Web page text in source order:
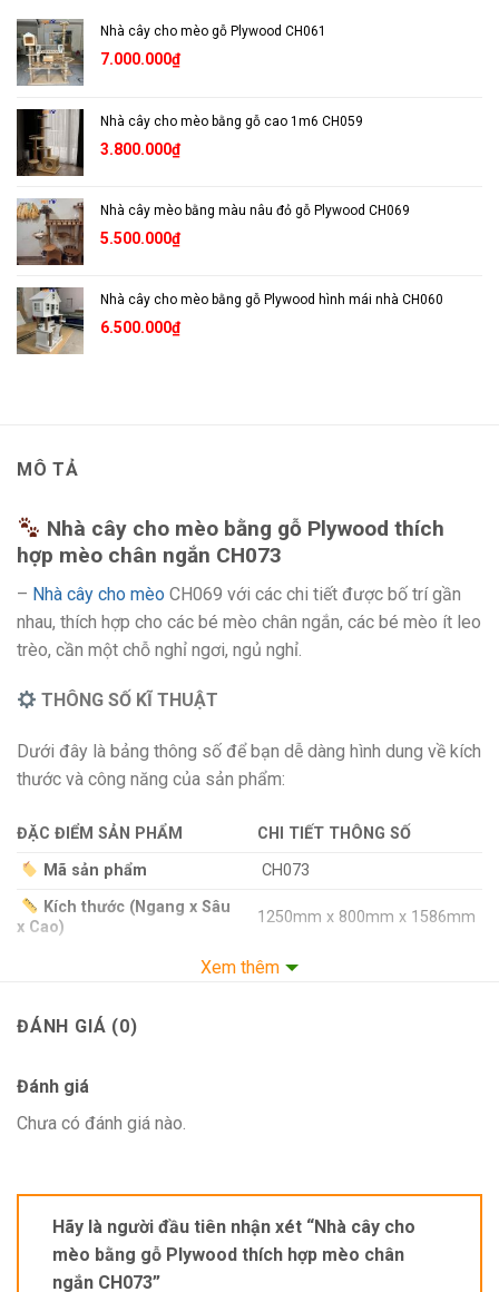
Nhà cây cho mèo gỗ Plywood CH061
7.000.000₫
Nhà cây cho mèo bằng gỗ cao 1m6 CH059
3.800.000₫
Nhà cây mèo bằng màu nâu đỏ gỗ Plywood CH069
5.500.000₫
Nhà cây cho mèo bằng gỗ Plywood hình mái nhà CH060
6.500.000₫
MÔ TẢ
Nhà cây cho mèo bằng gỗ Plywood thích
hợp mèo chân ngắn CH073
– Nhà cây cho mèo CH069 với các chi tiết được bố trí gần
nhau, thích hợp cho các bé mèo chân ngắn, các bé mèo ít leo
trèo, cần một chỗ nghỉ ngơi, ngủ nghỉ.
THÔNG SỐ KĨ THUẬT
Dưới đây là bảng thông số để bạn dễ dàng hình dung về kích
thước và công năng của sản phẩm:
ĐẶC ĐIỂM SẢN PHẨM
CHI TIẾT THÔNG SỐ
Mã sản phẩm
CH073
Kích thước (Ngang x Sâu
x Cao)
1250mm x 800mm x 1586mm
Gỗ Plywood (18mm)
Sức chứa
CÂU HỎI THƯỜNG GẶP (FAQs)
Cat tree gỗ được cấu tạo từ nhiều thành phần, trong đó
có 2 thành phần chính là gỗ và trụ:
Xem thêm
ĐÁNH GIÁ (0)
Đánh giá
Chưa có đánh giá nào.
Hãy là người đầu tiên nhận xét “Nhà cây cho
mèo bằng gỗ Plywood thích hợp mèo chân
ngắn CH073”